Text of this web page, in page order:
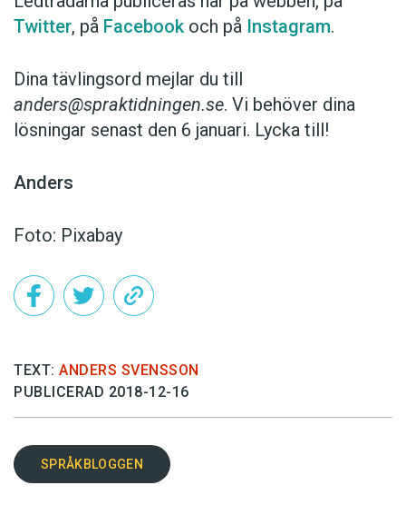
Twitter, på Facebook och på Instagram.
Dina tävlingsord mejlar du till
anders@spraktidningen.se. Vi behöver dina
lösningar senast den 6 januari. Lycka till!
Anders
Foto: Pixabay
TEXT: ANDERS SVENSSON
PUBLICERAD 2018-12-16
SPRÅKBLOGGEN